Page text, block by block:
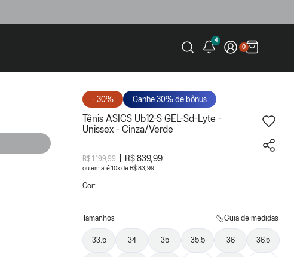
4
0
- 30% Ganhe 30% de bônus
Tênis ASICS Ub12-S GEL-Sd-Lyte -
Unissex - Cinza/Verde
R$ 1.199,99 R$ 839,99
ou 10x de R$ 83,99
Cor:
Tamanhos Guia de medidas
33.5 34 35 35.5 36 36.5